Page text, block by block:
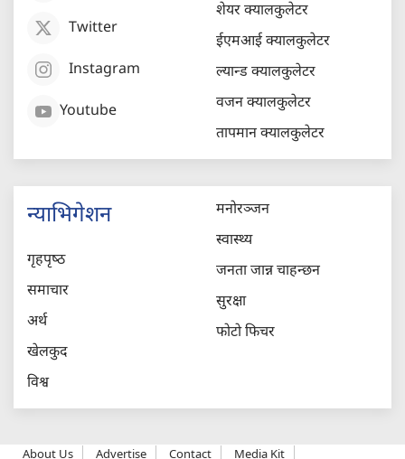
Twitter
Instagram
Youtube
शेयर क्यालकुलेटर
ईएमआई क्यालकुलेटर
ल्यान्ड क्यालकुलेटर
वजन क्यालकुलेटर
तापमान क्यालकुलेटर
न्याभिगेशन
गृहपृष्‍ठ
समाचार
अर्थ
खेलकुद
विश्व
मनोरञ्जन
स्वास्थ्य
जनता जान्न चाहन्छन
सुरक्षा
फोटो फिचर
About Us Advertise Contact Media Kit